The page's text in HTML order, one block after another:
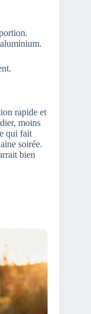
rapide et
moins
qui fait
soirée.
bien